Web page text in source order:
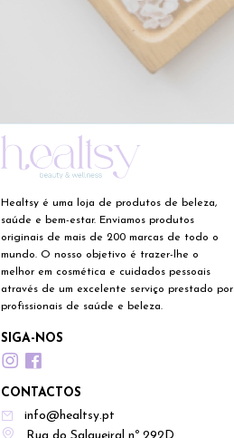
Healtsy é uma loja de produtos de beleza,
saúde e bem-estar. Enviamos produtos
originais de mais de 200 marcas de todo o
mundo. O nosso objetivo é trazer-lhe o
melhor em cosmética e cuidados pessoais
através de um excelente serviço prestado por
profissionais de saúde e beleza.
SIGA-NOS
CONTACTOS
info@healtsy.pt